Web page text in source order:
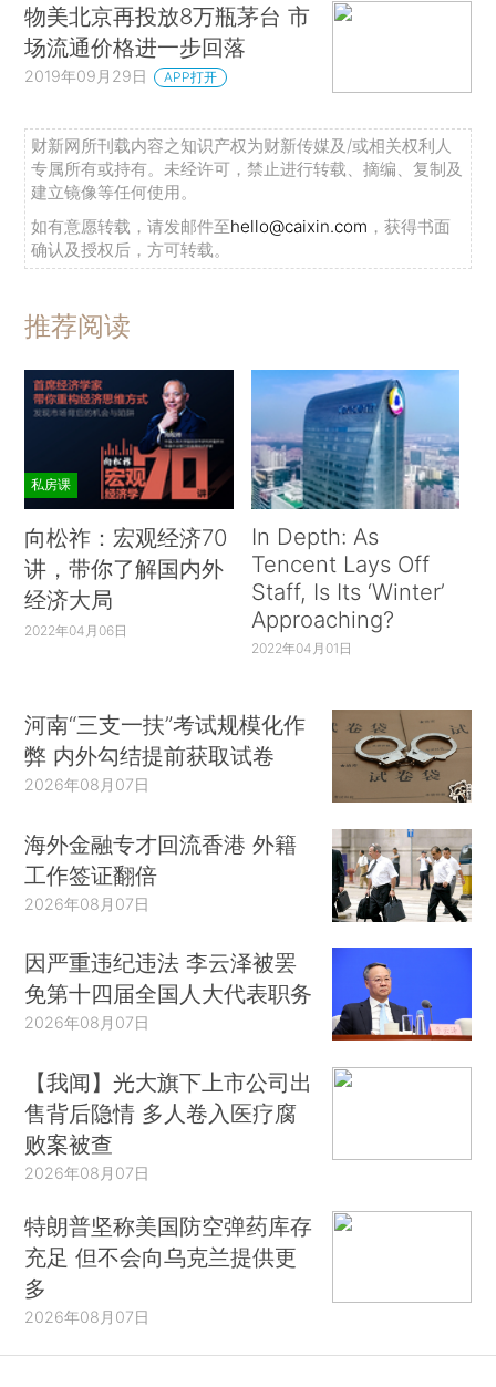
物美北京再投放8万瓶茅台 市
场流通价格进一步回落
2019年09月29日 APP打开
财新网所刊载内容之知识产权为财新传媒及/或相关权利人
专属所有或持有。未经许可，禁止进行转载、摘编、复制及
建立镜像等任何使用。
如有意愿转载，请发邮件至hello@caixin.com ，获得书面
确认及授权后，方可转载。
推荐阅读
私房课
向松祚：宏观经济70
讲，带你了解国内外
经济大局
2022年04月06日
In Depth: As
Tencent Lays Off
Staff, Is Its ‘Winter’
Approaching?
2022年04月01日
河南“三支一扶”考试规模化作
弊 内外勾结提前获取试卷
2026年08月07日
海外金融专才回流香港 外籍
工作签证翻倍
2026年08月07日
因严重违纪违法 李云泽被罢
免第十四届全国人大代表职务
2026年08月07日
【我闻】光大旗下上市公司出
售背后隐情 多人卷入医疗腐
败案被查
2026年08月07日
特朗普坚称美国防空弹药库存
充足 但不会向乌克兰提供更
多
2026年08月07日